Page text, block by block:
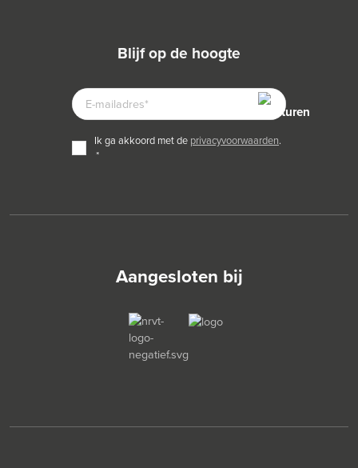
blijf op de hoogte
E-
MAILADRES
TOESTEMMING
*
ik ga akkoord met de privacyvoorwaarden.
*
Aangesloten bij